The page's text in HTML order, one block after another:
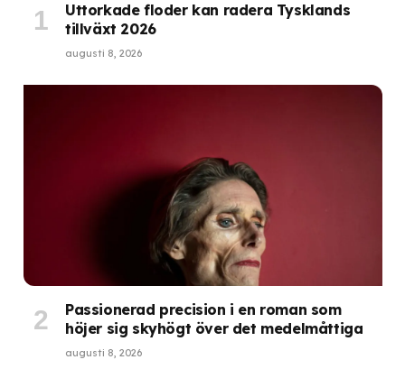
Uttorkade floder kan radera Tysklands
tillväxt 2026
augusti 8, 2026
Passionerad precision i en roman som
höjer sig skyhögt över det medelmåttiga
augusti 8, 2026